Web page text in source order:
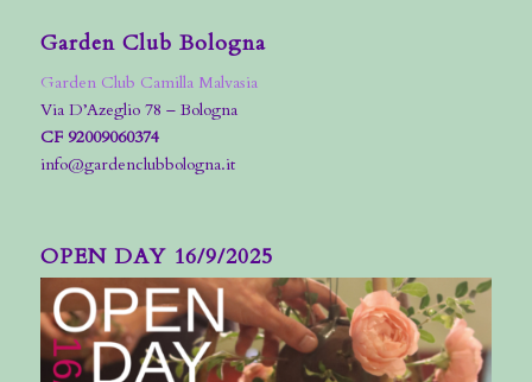
Garden Club Bologna
Garden Club Camilla Malvasia
Via D’Azeglio 78 – Bologna
CF 92009060374
info@gardenclubbologna.it
OPEN DAY 16/9/2025